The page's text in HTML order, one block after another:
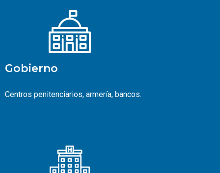
Gobierno
Centros penitenciarios, armería, bancos.